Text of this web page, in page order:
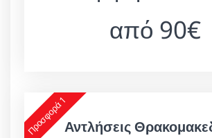
από 90€
Προσφορά 1Αντλήσεις